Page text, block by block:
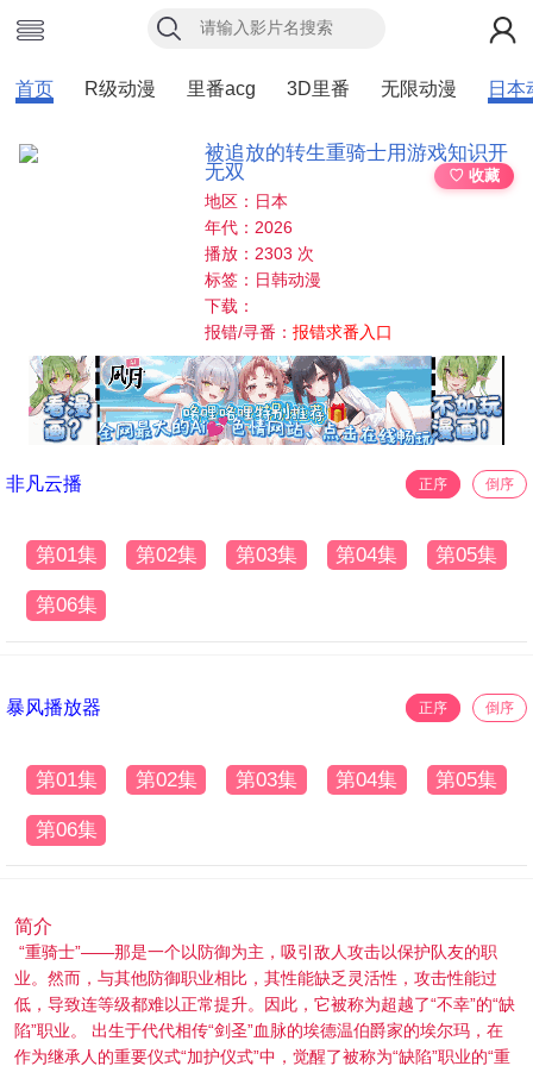
首页 R级动漫 里番acg 3D里番 无限动漫 日本
被追放的转生重骑士用游戏知识开
无双
♡ 收藏
地区：日本
年代：2026
播放：2303 次
标签：日韩动漫
下载：
报错/寻番：报错求番入口
非凡云播 正序 倒序
第01集 第02集 第03集 第04集 第05集
第06集
暴风播放器 正序 倒序
第01集 第02集 第03集 第04集 第05集
第06集
简介
“重骑士”——那是一个以防御为主，吸引敌人攻击以保护队友的职
业。然而，与其他防御职业相比，其性能缺乏灵活性，攻击性能过
低，导致连等级都难以正常提升。因此，它被称为超越了“不幸”的“缺
陷”职业。 出生于代代相传“剑圣”血脉的埃德温伯爵家的埃尔玛，在
作为继承人的重要仪式“加护仪式”中，觉醒了被称为“缺陷”职业的“重